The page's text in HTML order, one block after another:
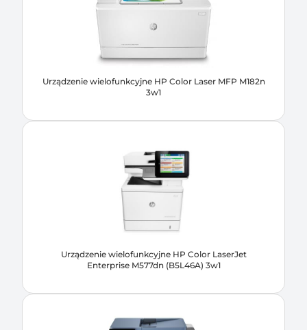
Urządzenie wielofunkcyjne HP Color Laser MFP M182n
3w1
Urządzenie wielofunkcyjne HP Color LaserJet
Enterprise M577dn (B5L46A) 3w1